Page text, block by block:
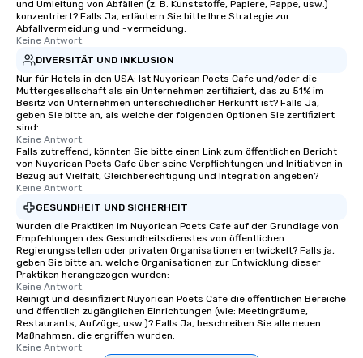
und Umleitung von Abfällen (z. B. Kunststoffe, Papiere, Pappe, usw.)
konzentriert? Falls Ja, erläutern Sie bitte Ihre Strategie zur
Abfallvermeidung und -vermeidung.
Keine Antwort.
DIVERSITÄT UND INKLUSION
Nur für Hotels in den USA: Ist Nuyorican Poets Cafe und/oder die
Muttergesellschaft als ein Unternehmen zertifiziert, das zu 51% im
Besitz von Unternehmen unterschiedlicher Herkunft ist? Falls Ja,
geben Sie bitte an, als welche der folgenden Optionen Sie zertifiziert
sind:
Keine Antwort.
Falls zutreffend, könnten Sie bitte einen Link zum öffentlichen Bericht
von Nuyorican Poets Cafe über seine Verpflichtungen und Initiativen in
Bezug auf Vielfalt, Gleichberechtigung und Integration angeben?
Keine Antwort.
GESUNDHEIT UND SICHERHEIT
Wurden die Praktiken im Nuyorican Poets Cafe auf der Grundlage von
Empfehlungen des Gesundheitsdienstes von öffentlichen
Regierungsstellen oder privaten Organisationen entwickelt? Falls ja,
geben Sie bitte an, welche Organisationen zur Entwicklung dieser
Praktiken herangezogen wurden:
Keine Antwort.
Reinigt und desinfiziert Nuyorican Poets Cafe die öffentlichen Bereiche
und öffentlich zugänglichen Einrichtungen (wie: Meetingräume,
Restaurants, Aufzüge, usw.)? Falls Ja, beschreiben Sie alle neuen
Maßnahmen, die ergriffen wurden.
Keine Antwort.